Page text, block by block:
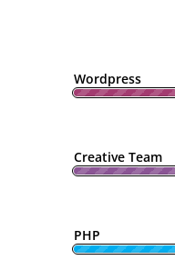
Wordpress
Creative Team
PHP